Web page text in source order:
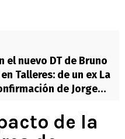
el nuevo DT de Bruno
Talleres: de un ex La
de Jorge
de la